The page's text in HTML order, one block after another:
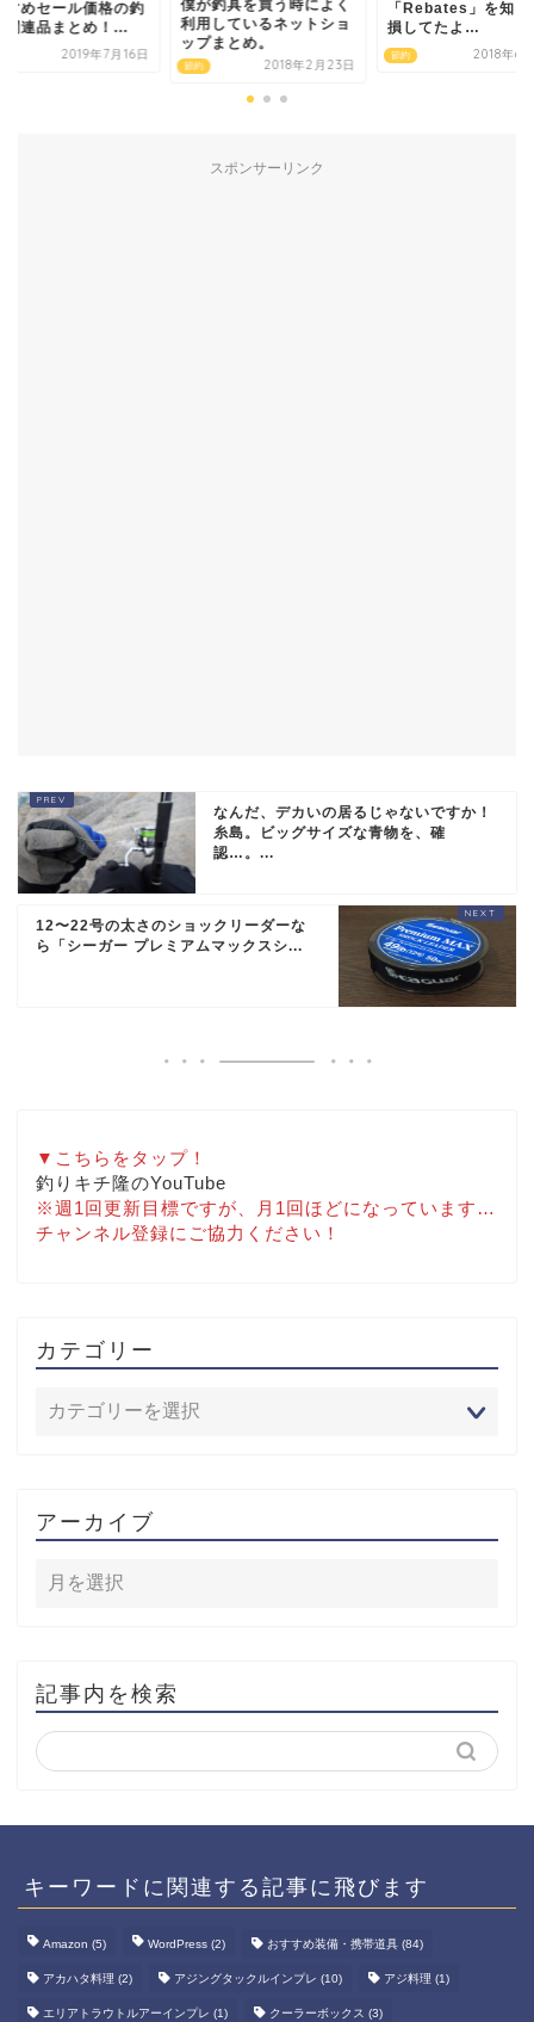
すめセール価格の釣
関連品まとめ！...
2019年7月16日
節約
僕が釣具を買う時によく
利用しているネットショ
ップまとめ。
2018年2月23日
節約
「Rebates」を知ら
損してたよ…
2018年6
スポンサーリンク
なんだ、デカいの居るじゃないですか！
糸島。ビッグサイズな青物を、確
認…。...
12〜22号の太さのショックリーダーな
ら「シーガー プレミアムマックスシ...
▼こちらをタップ！
釣りキチ隆のYouTube
※週1回更新目標ですが、月1回ほどになっています…
チャンネル登録にご協力ください！
カテゴリー
アーカイブ
記事内を検索
キーワードに関連する記事に飛びます
Amazon (5) WordPress (2) おすすめ装備・携帯道具 (84)
アカハタ料理 (2) アジングタックルインプレ (10) アジ料理 (1)
エリアトラウトルアーインプレ (1) クーラーボックス (3)